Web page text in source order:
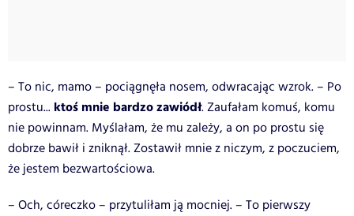
– To nic, mamo – pociągnęła nosem, odwracając wzrok. – Po
prostu... ktoś mnie bardzo zawiódł. Zaufałam komuś, komu
nie powinnam. Myślałam, że mu zależy, a on po prostu się
dobrze bawił i zniknął. Zostawił mnie z niczym, z poczuciem,
że jestem bezwartościowa.
– Och, córeczko – przytuliłam ją mocniej. – To pierwszy